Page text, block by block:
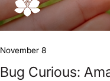
November 8
Bug Curious: